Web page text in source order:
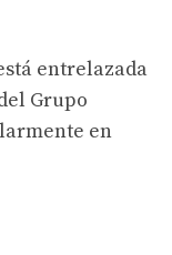
entrelazada
Grupo
en